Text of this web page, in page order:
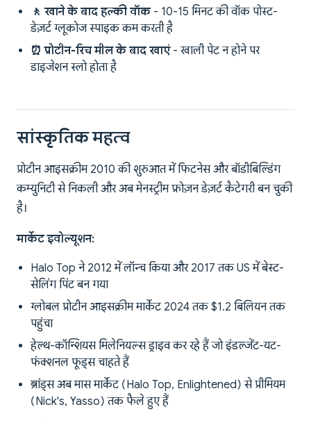
🚶 खाने के बाद हल्की वॉक - 10-15 मिनट की वॉक पोस्ट-
डेज़र्ट ग्लूकोज स्पाइक कम करती है
⏰ प्रोटीन-रिच मील के बाद खाएं- खाली पेट न होने पर
डाइजेशन स्लो होता है
सांस्कृतिक महत्व
प्रोटीन आइसक्रीम 2010 की शुरुआत में फिटनेस और बॉडीबिल्डिंग
कम्युनिटी से निकली और अब मेनस्ट्रीम फ्रोज़न डेज़र्ट कैटेगरी बन चुकी
है।
मार्केट इवोल्यूशन:
Halo Top ने 2012 में लॉन्च किया और 2017 तक US में बेस्ट-
सेलिंग पिंट बन गया
ग्लोबल प्रोटीन आइसक्रीम मार्केट 2024 तक $1.2 बिलियन तक
पहुंचा
हेल्थ-कॉन्शियस मिलेनियल्स ड्राइव कर रहे हैं जो इंडल्जेंट-यट-
फंक्शनल फूड्स चाहते हैं
ब्रांड्स अब मास मार्केट (Halo Top, Enlightened) से प्रीमियम
(Nick's, Yasso) तक फैले हुए हैं